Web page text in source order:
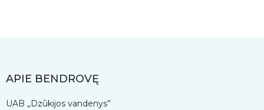
APIE BENDROVĘ
UAB „Dzūkijos vandenys”